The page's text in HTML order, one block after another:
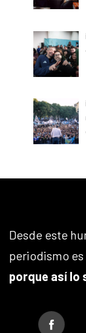
Desde este
periodismo es
porque así lo